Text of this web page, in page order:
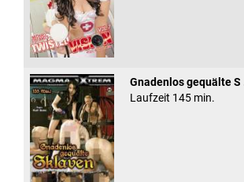
Gnadenlos gequälte S
Laufzeit 145 min.